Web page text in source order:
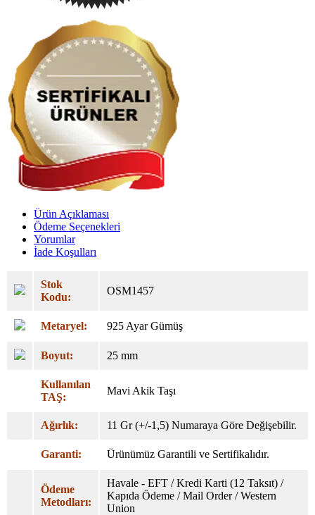
Ürün Açıklaması
Ödeme Seçenekleri
Yorumlar
İade Koşulları
Stok
Kodu:
OSM1457
Metaryel: 925 Ayar Gümüş
Boyut: 25 mm
Kullanılan
TAŞ:
Mavi Akik Taşı
Ağırlık: 11 Gr (+/-1,5) Numaraya Göre Değişebilir.
Garanti: Ürünümüz Garantili ve Sertifikalıdır.
Ödeme
Metodları:
Havale - EFT / Kredi Karti (12 Taksıt) /
Kapıda Ödeme / Mail Order / Western
Union